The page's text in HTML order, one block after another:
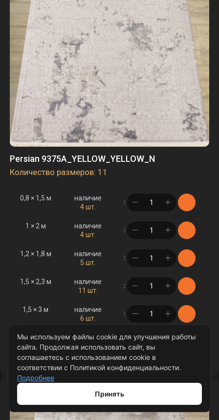
Persian 9375A_YELLOW_YELLOW_N
Количество размеров: 11
0,8 × 1,5 м
наличие
4 шт.
в корзине
1 × 2 м
наличие
4 шт.
в корзине
1,2 × 1,8 м
наличие
5 шт.
в корзине
1,5 × 2,3 м
наличие
11 шт.
в корзине
1,5 × 3 м
наличие
6 шт.
в корзине
2 × 3 м
наличие
8 шт.
в корзине
2 × 4 м
наличие
в корзине
наличие
в корзине
Подробнее
Мы используем файлы cookie для улучшения работы
сайта. Продолжая использовать сайт, вы
соглашаетесь с использованием cookie в
соответствии с Политикой конфиденциальности.
Подробнее
Принять